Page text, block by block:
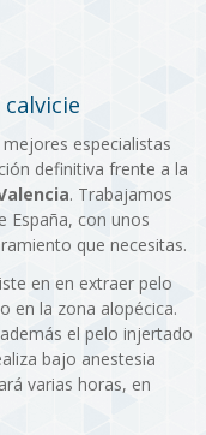
especialistas
definitiva frente a la
. Trabajamos
España, con unos
que necesitas.
en en extraer pelo
en la zona alopécica.
el pelo injertado
bajo anestesia
varias horas, en